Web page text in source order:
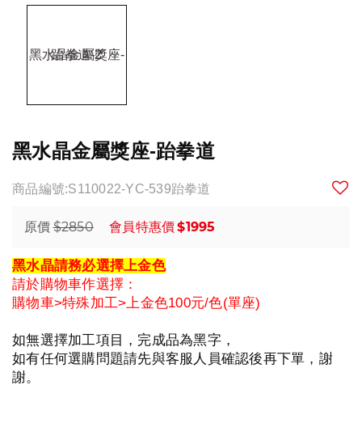
黑水晶金屬獎座-跆拳道
商品編號:S110022-YC-539跆拳道
原價 $2850 會員特惠價$1995
黑水晶請務必選擇上金色
請於購物車作選擇：
購物車>特殊加工>上金色100元/色(單座)
如無選擇加工項目，完成品為黑字，
如有任何選購問題請先與客服人員確認後再下單，謝
謝。